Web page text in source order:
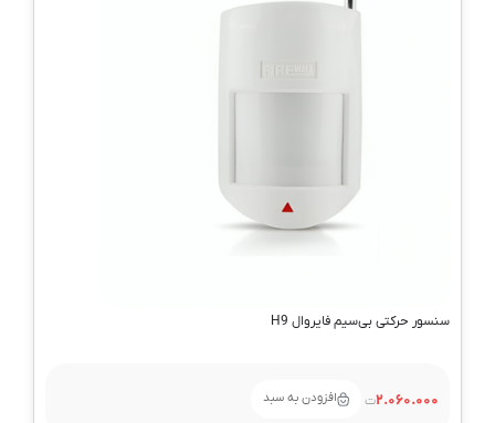
سنسور حرکتی بی‌سیم فایروال H9
2.060.000 افزودن به سبد